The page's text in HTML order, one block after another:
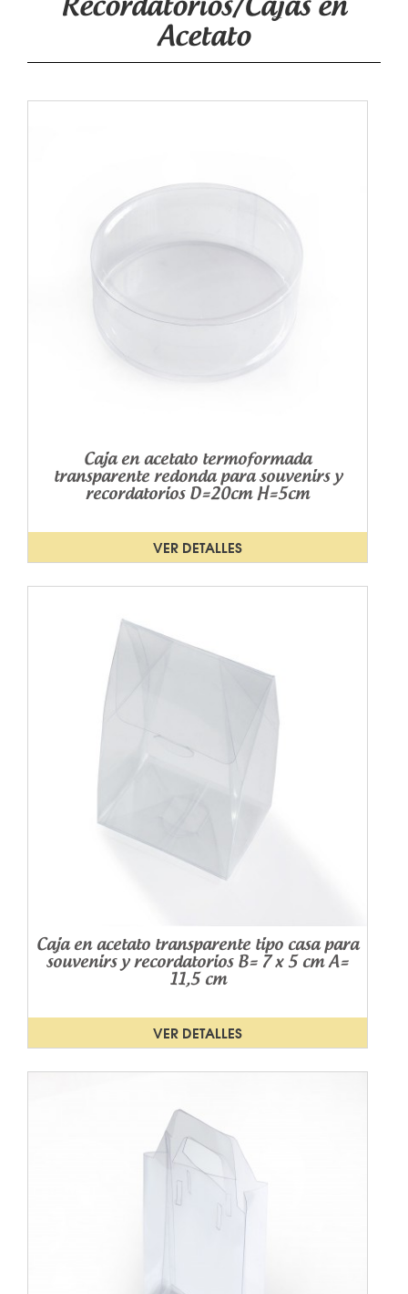
Recordatorios/Cajas en
Acetato
Caja en acetato termoformada
transparente redonda para souvenirs y
recordatorios D=20cm H=5cm
VER DETALLES
Caja en acetato transparente tipo casa para
souvenirs y recordatorios B= 7 x 5 cm A=
11,5 cm
VER DETALLES